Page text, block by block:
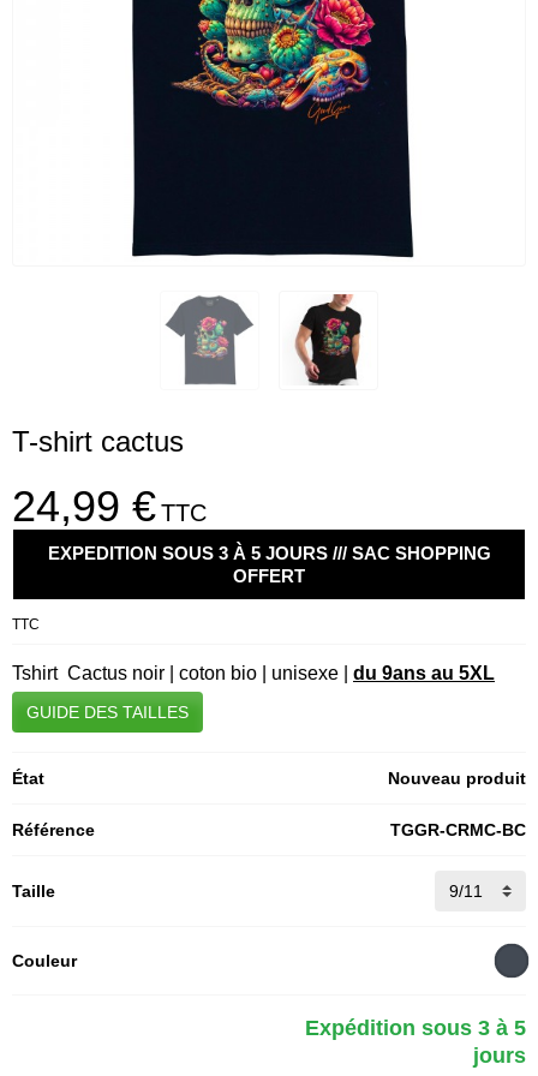
T-shirt cactus
24,99 €TTC
EXPEDITION SOUS 3 À 5 JOURS /// SAC SHOPPING
OFFERT
TTC
Tshirt Cactus noir | coton bio | unisexe | du 9ans au 5XL
GUIDE DES TAILLES
État Nouveau produit
Référence TGGR-CRMC-BC
Taille
Couleur
Expédition sous 3 à 5
jours